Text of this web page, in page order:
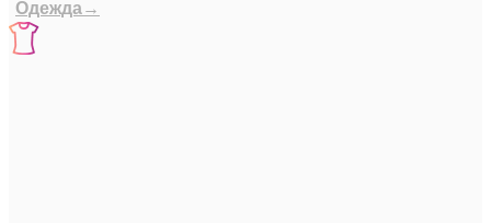
Одежда→